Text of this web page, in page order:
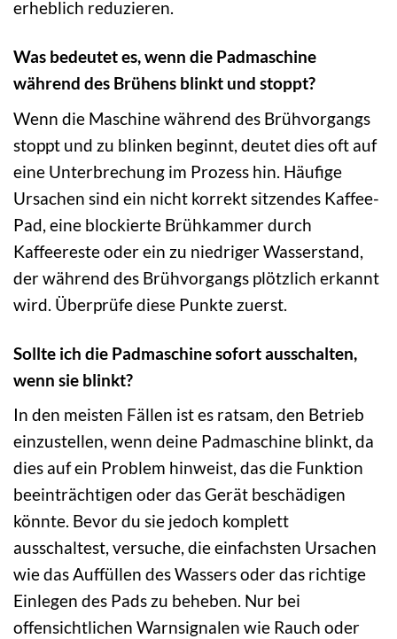
erheblich reduzieren.
Was bedeutet es, wenn die Padmaschine
während des Brühens blinkt und stoppt?
Wenn die Maschine während des Brühvorgangs
stoppt und zu blinken beginnt, deutet dies oft auf
eine Unterbrechung im Prozess hin. Häufige
Ursachen sind ein nicht korrekt sitzendes Kaffee-
Pad, eine blockierte Brühkammer durch
Kaffeereste oder ein zu niedriger Wasserstand,
der während des Brühvorgangs plötzlich erkannt
wird. Überprüfe diese Punkte zuerst.
Sollte ich die Padmaschine sofort ausschalten,
wenn sie blinkt?
In den meisten Fällen ist es ratsam, den Betrieb
einzustellen, wenn deine Padmaschine blinkt, da
dies auf ein Problem hinweist, das die Funktion
beeinträchtigen oder das Gerät beschädigen
könnte. Bevor du sie jedoch komplett
ausschaltest, versuche, die einfachsten Ursachen
wie das Auffüllen des Wassers oder das richtige
Einlegen des Pads zu beheben. Nur bei
offensichtlichen Warnsignalen wie Rauch oder